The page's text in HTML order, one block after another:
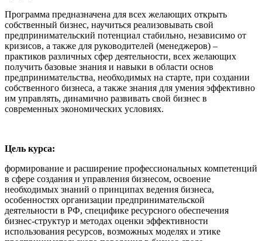
Программа предназначена для всех желающих открыть
собственный бизнес, научиться реализовывать свой
предпринимательский потенциал стабильно, независимо от
кризисов, а также для руководителей (менеджеров) –
практиков различных сфер деятельности, всех желающих
получить базовые знания и навыки в области основ
предпринимательства, необходимых на старте, при создании
собственного бизнеса, а также знания для умения эффективно
им управлять, динамично развивать свой бизнес в
современных экономических условиях.
Цель курса:
формирование и расширение профессиональных компетенций
в сфере создания и управления бизнесом, освоение
необходимых знаний о принципах ведения бизнеса,
особенностях организации предпринимательской
деятельности в РФ, специфике ресурсного обеспечения
бизнес-структур и методах оценки эффективности
использования ресурсов, возможных моделях и этике